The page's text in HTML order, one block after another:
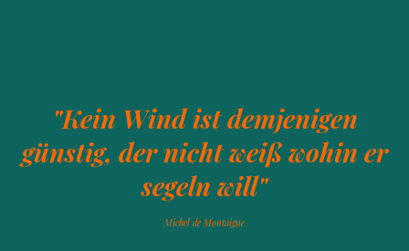
"Kein Wind ist demjenigen
günstig, der nicht weiß wohin er
segeln will"
Michel de Montaigne